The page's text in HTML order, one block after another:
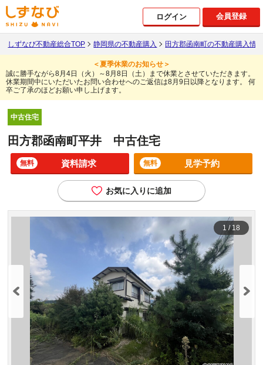
ログイン 会員登録
しずなび不動産総合TOP 静岡県の不動産購入 田方郡函南町の不動産購入情
＜夏季休業のお知らせ＞
誠に勝手ながら8月4日（火）～8月8日（土）まで休業とさせていただきます。
休業期間中にいただいたお問い合わせへのご返信は8月9日以降となります。
何
卒ご了承のほどお願い申し上げます。
中古住宅
田方郡函南町平井 中古住宅
資料請求
無料 見学予約
無料
お気に入りに追加
1 / 18